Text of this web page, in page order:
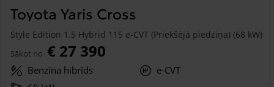
Toyota Yaris Cross
Style Edition 1.5 Hybrid 115 e-CVT (Priekšējā piedziņa) (68 kW)
Sākot no € 27 390
Benzīna hibrīds
e-CVT